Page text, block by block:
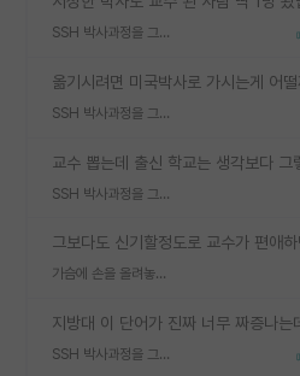
SSH 박사과정을 그만두고 지방대 박사로 옮기면 교수의 꿈은 끝일까요?
SSH 박사과정을 그만두고 지방대 박사로 옮기면 교수의 꿈은 끝일까요?
SSH 박사과정을 그만두고 지방대 박사로 옮기면 교수의 꿈은 끝일까요?
가슴에 손을 올려놓고 싫어하는 사람 불공정하게 리뷰
SSH 박사과정을 그만두고 지방대 박사로 옮기면 교수의 꿈은 끝일까요?